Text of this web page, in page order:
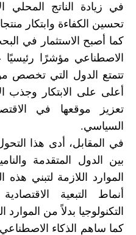
في زيادة الناتج المحلي
تحسين الكفاءة وابتكار
كما أصبح الاستثمار في
الاصطناعي مؤشرًا رئيسيًا
تتمتع الدول التي تخصص
أعلى على الابتكار وجذب
تعزيز موقعها في
السياسي.
في المقابل، أدى هذا
بين الدول المتقدمة
الموارد اللازمة لتبني هذه
أنماط التبعية
التكنولوجيا بدلاً من الموارد
كما ساهم الذكاء